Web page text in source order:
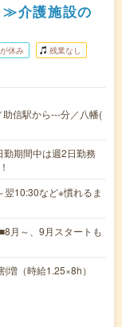
介護施設の
休み 残業なし
信駅から---分／八幡(
期間中は週2日勤務
10:30など※慣れるま
月～、9月スタートも
増（時給1.25×8h）